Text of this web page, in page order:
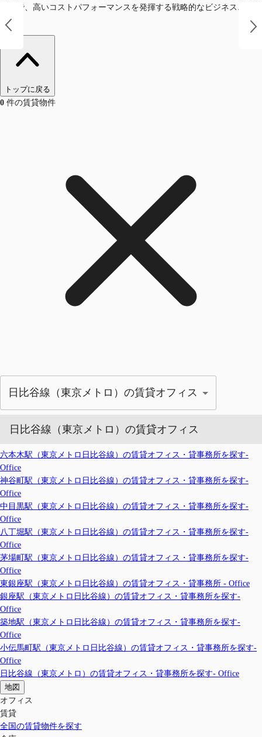
点まで、高いコストパフォーマンスを発揮する戦略的なビジネスエリア
です。
トップに戻る
0 件の賃貸物件
日比谷線（東京メトロ）の賃貸オフィス
日比谷線（東京メトロ）の賃貸オフィス
六本木駅（東京メトロ日比谷線）の賃貸オフィス・貸事務所を探す-
Office
神谷町駅（東京メトロ日比谷線）の賃貸オフィス・貸事務所を探す-
Office
中目黒駅（東京メトロ日比谷線）の賃貸オフィス・貸事務所を探す-
Office
八丁堀駅（東京メトロ日比谷線）の賃貸オフィス・貸事務所を探す-
Office
茅場町駅（東京メトロ日比谷線）の賃貸オフィス・貸事務所を探す-
Office
東銀座駅（東京メトロ日比谷線）の賃貸オフィス・貸事務所 - Office
銀座駅（東京メトロ日比谷線）の賃貸オフィス・貸事務所を探す-
Office
築地駅（東京メトロ日比谷線）の賃貸オフィス・貸事務所を探す-
Office
小伝馬町駅（東京メトロ日比谷線）の賃貸オフィス・貸事務所を探す-
Office
日比谷線（東京メトロ）の賃貸オフィス・貸事務所を探す- Office
地図
オフィス
賃貸
全国の賃貸物件を探す